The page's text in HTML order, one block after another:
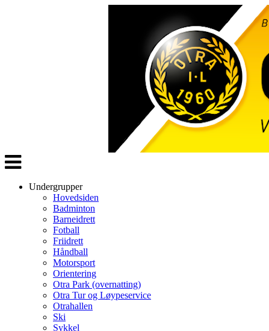
Veksle
navigasjon
Undergrupper
Hovedsiden
Badminton
Barneidrett
Fotball
Friidrett
Håndball
Motorsport
Orientering
Otra Park (overnatting)
Otra Tur og Løypeservice
Otrahallen
Ski
Sykkel